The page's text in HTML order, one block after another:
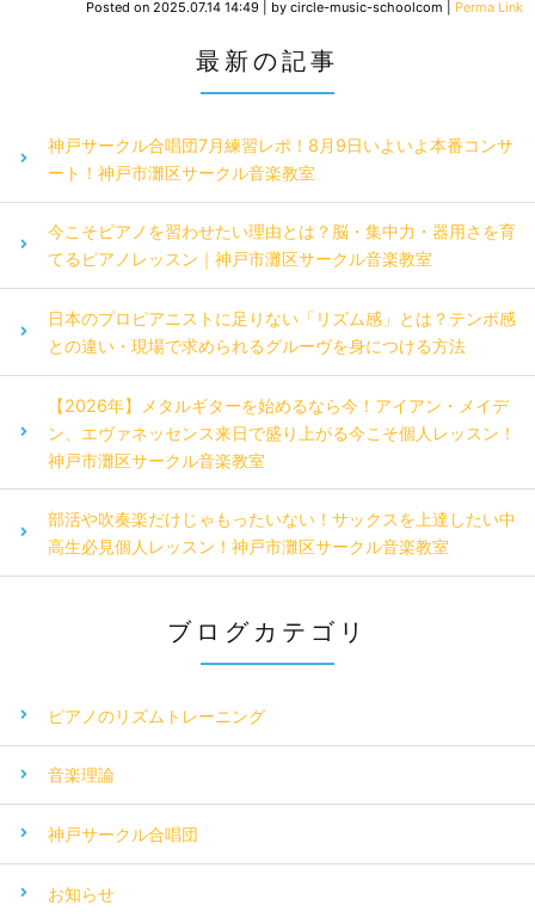
Posted on 2025.07.14 14:49 by circle-music-schoolcom Perma Link
最新の記事
神戸サークル合唱団7月練習レポ！8月9日いよいよ本番コンサ
ート！神戸市灘区サークル音楽教室
今こそピアノを習わせたい理由とは？脳・集中力・器用さを育
てるピアノレッスン｜神戸市灘区サークル音楽教室
日本のプロピアニストに足りない「リズム感」とは？テンポ感
との違い・現場で求められるグルーヴを身につける方法
【2026年】メタルギターを始めるなら今！アイアン・メイデ
ン、エヴァネッセンス来日で盛り上がる今こそ個人レッスン！
神戸市灘区サークル音楽教室
部活や吹奏楽だけじゃもったいない！サックスを上達したい中
高生必見個人レッスン！神戸市灘区サークル音楽教室
ブログカテゴリ
ピアノのリズムトレーニング
音楽理論
神戸サークル合唱団
お知らせ